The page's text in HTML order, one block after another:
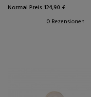
Normal Preis 124,90 €
0 Rezensionen